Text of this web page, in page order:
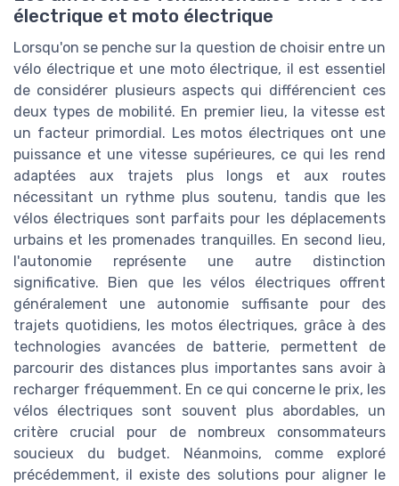
électrique et moto électrique
Lorsqu'on se penche sur la question de choisir entre un
vélo électrique et une moto électrique, il est essentiel
de considérer plusieurs aspects qui différencient ces
deux types de mobilité. En premier lieu, la vitesse est
un facteur primordial. Les motos électriques ont une
puissance et une vitesse supérieures, ce qui les rend
adaptées aux trajets plus longs et aux routes
nécessitant un rythme plus soutenu, tandis que les
vélos électriques sont parfaits pour les déplacements
urbains et les promenades tranquilles. En second lieu,
l'autonomie représente une autre distinction
significative. Bien que les vélos électriques offrent
généralement une autonomie suffisante pour des
trajets quotidiens, les motos électriques, grâce à des
technologies avancées de batterie, permettent de
parcourir des distances plus importantes sans avoir à
recharger fréquemment. En ce qui concerne le prix, les
vélos électriques sont souvent plus abordables, un
critère crucial pour de nombreux consommateurs
soucieux du budget. Néanmoins, comme exploré
précédemment, il existe des solutions pour aligner le